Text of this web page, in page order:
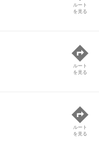
ルート
を見る
ルート
を見る
ルート
を見る